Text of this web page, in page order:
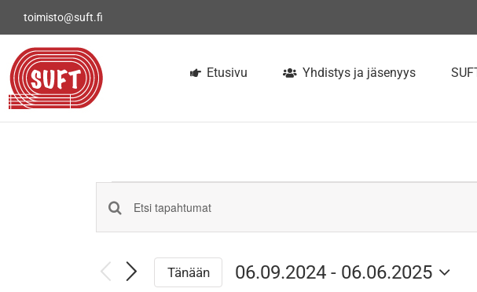
toimisto@suft.fi
Etusivu Yhdistys ja jäsenyys
Tapahtumat
Tapahtumat
aja
Syötä
hakusana.
Tapahtumat
hakusanalla.
Tänään 06.09.2024 - 06.06.2025